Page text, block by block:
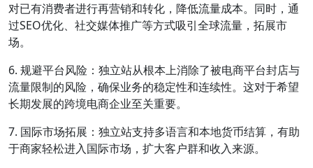
对已有消费者进行再营销和转化，降低流量成本。同时，通
过SEO优化、社交媒体推广等方式吸引全球流量，拓展市
场。
6. 规避平台风险：独立站从根本上消除了被电商平台封店与
流量限制的风险，确保业务的稳定性和连续性。这对于希望
长期发展的跨境电商企业至关重要。
7. 国际市场拓展：独立站支持多语言和本地货币结算，有助
于商家轻松进入国际市场，扩大客户群和收入来源。